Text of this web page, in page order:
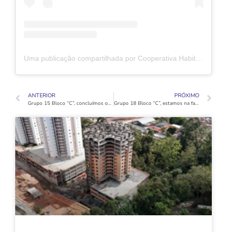
ANTERIOR
Grupo 15 Bloco “C”, concluímos os serviços de revestimento nas sacadas e a execução do piso cimentado.
PRÓXIMO
Grupo 18 Bloco “C”, estamos na fase final de conclusão e entrega aos cooperados.